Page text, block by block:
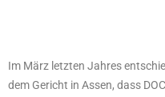
Im März letzten Jahres
dem Gericht in Assen, dass